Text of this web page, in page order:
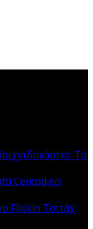
Τα
Centodieci
Flipkin Τσιτάχ